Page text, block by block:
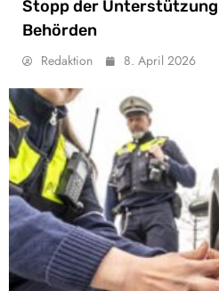
Stopp der
Behörden
Redaktion 8. April 2026